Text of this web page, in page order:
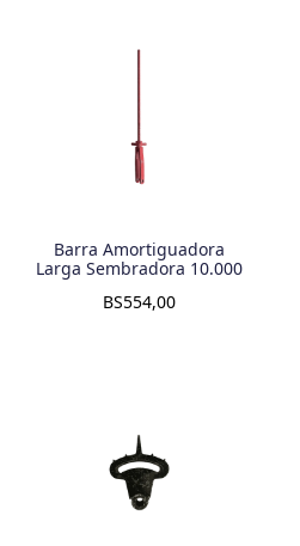
Barra Amortiguadora
Larga Sembradora 10.000
BS554,00